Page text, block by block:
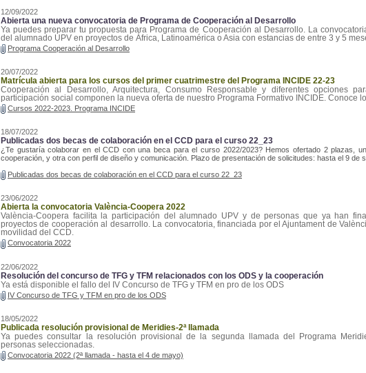
12/09/2022
Abierta una nueva convocatoria de Programa de Cooperación al Desarrollo
Ya puedes preparar tu propuesta para Programa de Cooperación al Desarrollo. La
del alumnado UPV en proyectos de África, Latinoamérica o Asia con estancias de entre 3 y 5
Programa Cooperación al Desarrollo
20/07/2022
Matrícula abierta para los cursos del primer cuatrimestre del Programa INCIDE 22-23
Cooperación al Desarrollo, Arquitectura, Consumo Responsable y diferentes opciones
participación social componen la nueva oferta de nuestro Programa Formativo INCIDE. Conoce
Cursos 2022-2023. Programa INCIDE
18/07/2022
Publicadas dos becas de colaboración en el CCD para el curso 22_23
¿Te gustaría colaborar en el CCD con una beca para el curso 2022/2023? Hemos ofertado 2 plazas,
cooperación, y otra con perfil de diseño y comunicación. Plazo de presentación de solicitudes: hasta el 9 de
Publicadas dos becas de colaboración en el CCD para el curso 22_23
23/06/2022
Abierta la convocatoria València-Coopera 2022
València-Coopera facilita la participación del alumnado UPV y de personas que ya han
proyectos de cooperación al desarrollo. La convocatoria, financiada por el Ajuntament de
movilidad del CCD.
Convocatoria 2022
22/06/2022
Resolución del concurso de TFG y TFM relacionados con los ODS y la cooperación
Ya está disponible el fallo del IV Concurso de TFG y TFM en pro de los ODS
IV Concurso de TFG y TFM en pro de los ODS
18/05/2022
Publicada resolución provisional de Meridies-2ª llamada
Ya puedes consultar la resolución provisional de la segunda llamada del Programa
personas seleccionadas.
Convocatoria 2022 (2ª llamada - hasta el 4 de mayo)